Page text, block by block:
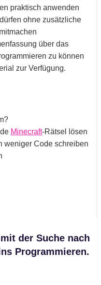
praktisch anwenden
ohne zusätzliche
über das
zu können
zur Verfügung.
Minecraft-Rätsel lösen
weniger Code schreiben
der Suche nach
Programmieren.